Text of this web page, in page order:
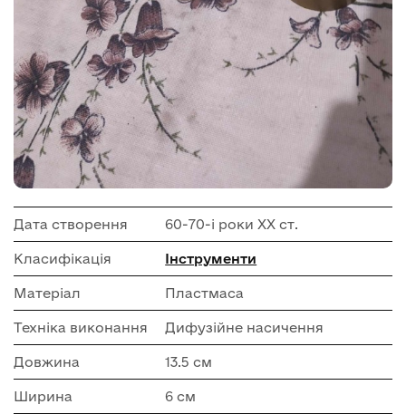
Дата створення 60-70-і роки ХХ ст.
Класифікація Інструменти
Матеріал Пластмаса
Техніка виконання Дифузійне насичення
Довжина 13.5 см
Ширина 6 см